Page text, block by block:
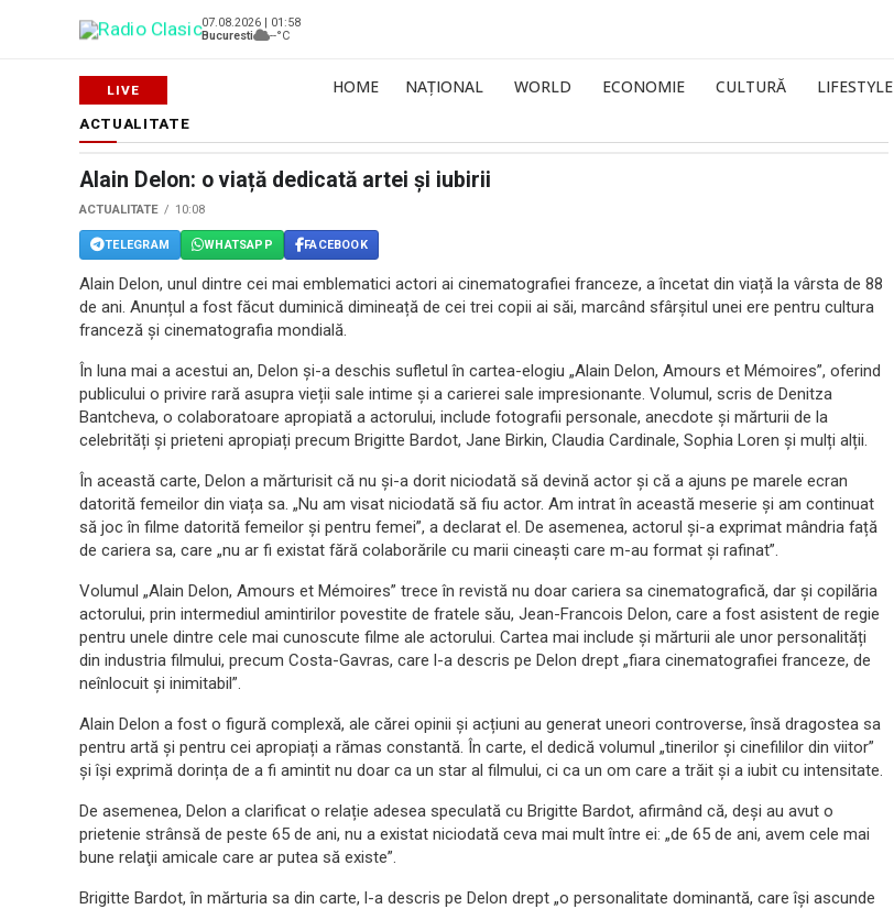
07.08.2026 | 01:58
Bucuresti
--°C
HOME NAȚIONAL WORLD ECONOMIE CULTURĂ LIFESTYLE
ACTUALITATE
Alain Delon: o viață dedicată artei și iubirii
ACTUALITATE 10:08
TELEGRAM WHATSAPP FACEBOOK
Alain Delon, unul dintre cei mai emblematici actori ai cinematografiei franceze, a încetat din viață la vârsta de 88
de ani. Anunțul a fost făcut duminică dimineață de cei trei copii ai săi, marcând sfârșitul unei ere pentru cultura
franceză și cinematografia mondială.
În luna mai a acestui an, Delon și-a deschis sufletul în cartea-elogiu „Alain Delon, Amours et Mémoires”, oferind
publicului o privire rară asupra vieții sale intime și a carierei sale impresionante. Volumul, scris de Denitza
Bantcheva, o colaboratoare apropiată a actorului, include fotografii personale, anecdote și mărturii de la
celebrități și prieteni apropiați precum Brigitte Bardot, Jane Birkin, Claudia Cardinale, Sophia Loren și mulți alții.
În această carte, Delon a mărturisit că nu și-a dorit niciodată să devină actor și că a ajuns pe marele ecran
datorită femeilor din viața sa. „Nu am visat niciodată să fiu actor. Am intrat în această meserie şi am continuat
să joc în filme datorită femeilor şi pentru femei”, a declarat el. De asemenea, actorul și-a exprimat mândria față
de cariera sa, care „nu ar fi existat fără colaborările cu marii cineaști care m-au format și rafinat”.
Volumul „Alain Delon, Amours et Mémoires” trece în revistă nu doar cariera sa cinematografică, dar și copilăria
actorului, prin intermediul amintirilor povestite de fratele său, Jean-Francois Delon, care a fost asistent de regie
pentru unele dintre cele mai cunoscute filme ale actorului. Cartea mai include și mărturii ale unor personalități
din industria filmului, precum Costa-Gavras, care l-a descris pe Delon drept „fiara cinematografiei franceze, de
neînlocuit și inimitabil”.
Alain Delon a fost o figură complexă, ale cărei opinii și acțiuni au generat uneori controverse, însă dragostea sa
pentru artă și pentru cei apropiați a rămas constantă. În carte, el dedică volumul „tinerilor și cinefililor din viitor”
și își exprimă dorința de a fi amintit nu doar ca un star al filmului, ci ca un om care a trăit și a iubit cu intensitate.
De asemenea, Delon a clarificat o relație adesea speculată cu Brigitte Bardot, afirmând că, deși au avut o
prietenie strânsă de peste 65 de ani, nu a existat niciodată ceva mai mult între ei: „de 65 de ani, avem cele mai
bune relaţii amicale care ar putea să existe”.
Brigitte Bardot, în mărturia sa din carte, l-a descris pe Delon drept „o personalitate dominantă, care își ascunde